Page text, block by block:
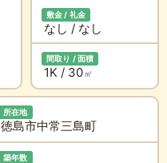
敷金 / 礼金
なし / なし
間取り / 面積
1K / 30㎡
所在地
徳島市中常三島町
築年数